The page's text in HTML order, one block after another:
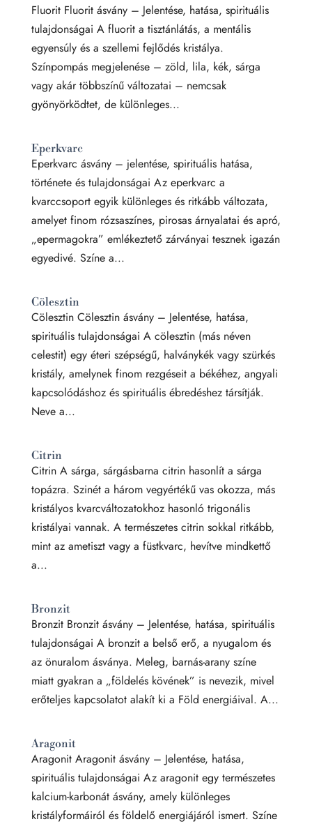
Fluorit Fluorit ásvány – Jelentése, hatása, spirituális
tulajdonságai A fluorit a tisztánlátás, a mentális
egyensúly és a szellemi fejlődés kristálya.
Színpompás megjelenése – zöld, lila, kék, sárga
vagy akár többszínű változatai – nemcsak
gyönyörködtet, de különleges...
Eperkvarc
Eperkvarc ásvány – jelentése, spirituális hatása,
története és tulajdonságai Az eperkvarc a
kvarccsoport egyik különleges és ritkább változata,
amelyet finom rózsaszínes, pirosas árnyalatai és apró,
„epermagokra” emlékeztető zárványai tesznek igazán
egyedivé. Színe a...
Cölesztin
Cölesztin Cölesztin ásvány – Jelentése, hatása,
spirituális tulajdonságai A cölesztin (más néven
celestit) egy éteri szépségű, halványkék vagy szürkés
kristály, amelynek finom rezgéseit a békéhez, angyali
kapcsolódáshoz és spirituális ébredéshez társítják.
Neve a...
Citrin
Citrin A sárga, sárgásbarna citrin hasonlít a sárga
topázra. Szinét a három vegyértékű vas okozza, más
kristályos kvarcváltozatokhoz hasonló trigonális
kristályai vannak. A természetes citrin sokkal ritkább,
mint az ametiszt vagy a füstkvarc, hevítve mindkettő
a...
Bronzit
Bronzit Bronzit ásvány – Jelentése, hatása, spirituális
tulajdonságai A bronzit a belső erő, a nyugalom és
az önuralom ásványa. Meleg, barnás-arany színe
miatt gyakran a „földelés kövének” is nevezik, mivel
erőteljes kapcsolatot alakít ki a Föld energiáival. A...
Aragonit
Aragonit Aragonit ásvány – Jelentése, hatása,
spirituális tulajdonságai Az aragonit egy természetes
kalcium-karbonát ásvány, amely különleges
kristályformáiról és földelő energiájáról ismert. Színe